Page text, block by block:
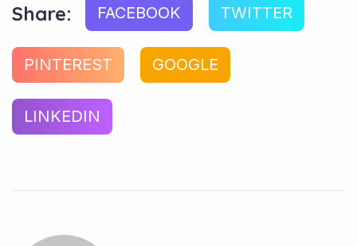
Share: FACEBOOK TWITTER
PINTEREST GOOGLE
LINKEDIN